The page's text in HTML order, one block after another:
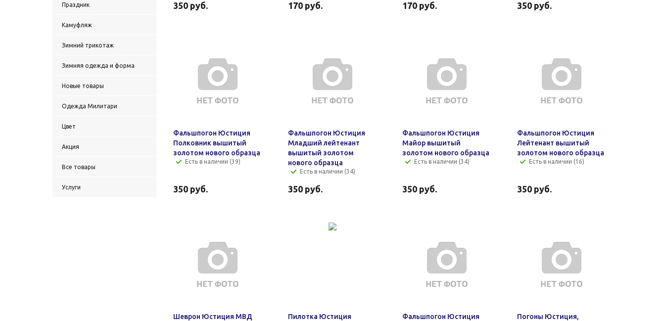
Праздник
Камуфляж
Зимний трикотаж
Зимняя одежда и форма
Новые товары
Одежда Милитари
Цвет
Акция
Все товары
Услуги
350 руб. 170руб. 170 руб. 350руб.
Фальшпогон Юстиция
Полковник вышитый
золотом нового образца
Есть в наличии (39)
350 руб.
Фальшпогон Юстиция
Младший лейтенант
вышитый золотом
нового образца
Есть в наличии (34)
350руб.
Фальшпогон Юстиция
Майор вышитый
золотом нового образца
Есть в наличии (34)
350 руб.
Фальшпогон Юстиция
Лейтенант вышитый
золотом нового образца
Есть в наличии (16)
350руб.
Шеврон Юстиция МВД
Пилотка Юстиция
Фальшпогон Юстиция
Погоны Юстиция,